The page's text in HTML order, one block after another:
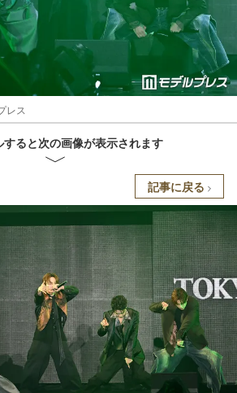
レス
すると次の画像が表示されます
記事に戻る